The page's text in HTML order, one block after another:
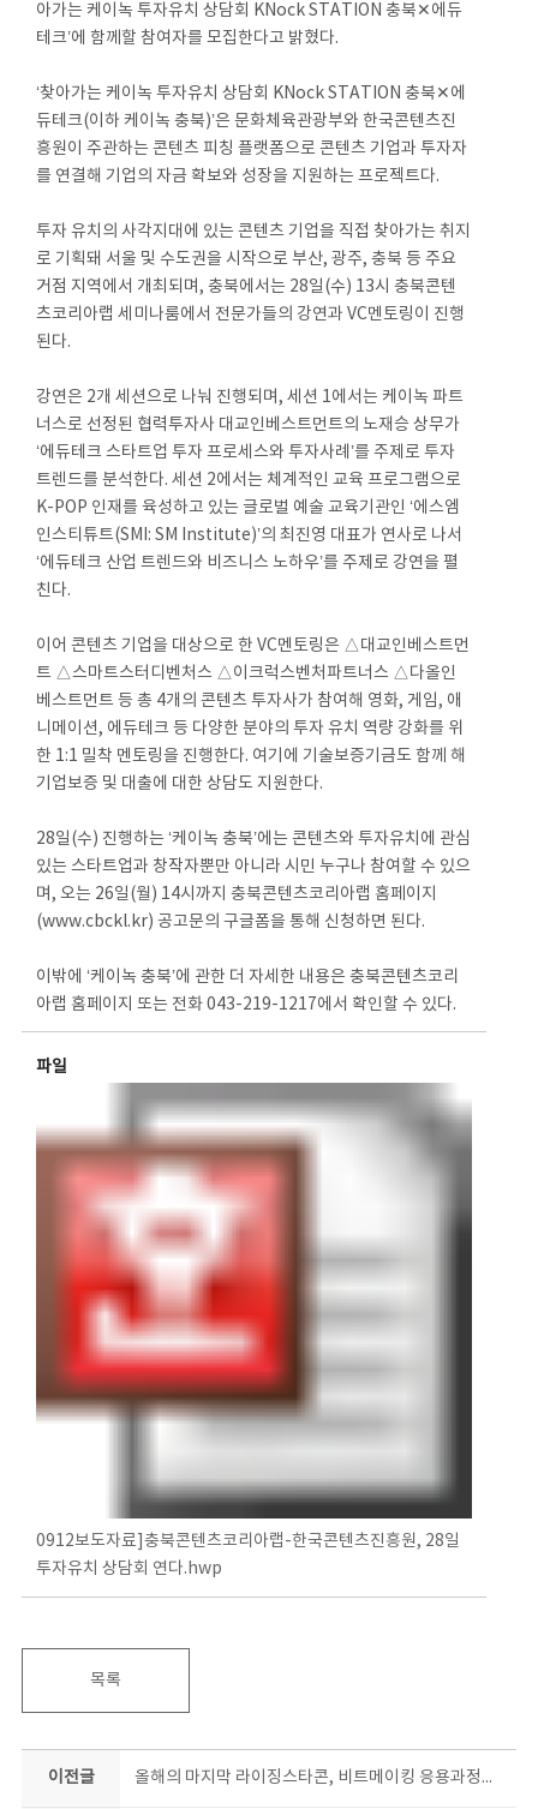
아가는 케이녹 투자유치 상담회 KNock STATION 충북✕에듀
테크’에 함께할 참여자를 모집한다고 밝혔다.
‘찾아가는 케이녹 투자유치 상담회 KNock STATION 충북✕에
듀테크(이하 케이녹 충북)’은 문화체육관광부와 한국콘텐츠진
흥원이 주관하는 콘텐츠 피칭 플랫폼으로 콘텐츠 기업과 투자자
를 연결해 기업의 자금 확보와 성장을 지원하는 프로젝트다.
투자 유치의 사각지대에 있는 콘텐츠 기업을 직접 찾아가는 취지
로 기획돼 서울 및 수도권을 시작으로 부산, 광주, 충북 등 주요
거점 지역에서 개최되며, 충북에서는 28일(수) 13시 충북콘텐
츠코리아랩 세미나룸에서 전문가들의 강연과 VC멘토링이 진행
된다.
강연은 2개 세션으로 나눠 진행되며, 세션 1에서는 케이녹 파트
너스로 선정된 협력투자사 대교인베스트먼트의 노재승 상무가
‘에듀테크 스타트업 투자 프로세스와 투자사례’를 주제로 투자
트렌드를 분석한다. 세션 2에서는 체계적인 교육 프로그램으로
K-POP 인재를 육성하고 있는 글로벌 예술 교육기관인 ‘에스엠
인스티튜트(SMI: SM Institute)’의 최진영 대표가 연사로 나서
‘에듀테크 산업 트렌드와 비즈니스 노하우’를 주제로 강연을 펼
친다.
이어 콘텐츠 기업을 대상으로 한 VC멘토링은 △대교인베스트먼
트 △스마트스터디벤처스 △이크럭스벤처파트너스 △다올인
베스트먼트 등 총 4개의 콘텐츠 투자사가 참여해 영화, 게임, 애
니메이션, 에듀테크 등 다양한 분야의 투자 유치 역량 강화를 위
한 1:1 밀착 멘토링을 진행한다. 여기에 기술보증기금도 함께 해
기업보증 및 대출에 대한 상담도 지원한다.
28일(수) 진행하는 ‘케이녹 충북’에는 콘텐츠와 투자유치에 관심
있는 스타트업과 창작자뿐만 아니라 시민 누구나 참여할 수 있으
며, 오는 26일(월) 14시까지 충북콘텐츠코리아랩 홈페이지
(www.cbckl.kr) 공고문의 구글폼을 통해 신청하면 된다.
이밖에 ‘케이녹 충북’에 관한 더 자세한 내용은 충북콘텐츠코리
아랩 홈페이지 또는 전화 043-219-1217에서 확인할 수 있다.
파일
0912보도자료]충북콘텐츠코리아랩-한국콘텐츠진흥원, 28일
투자유치 상담회 연다.hwp
목록
이전글 올해의 마지막 라이징스타콘, 비트메이킹 응용과정에 도전하세요!